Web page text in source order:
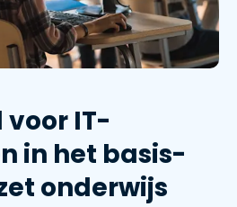
IT-
in het basis-
onderwijs